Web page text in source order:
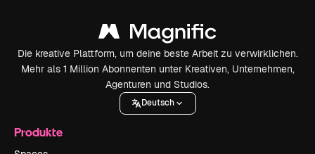
Die kreative Plattform, um deine beste Arbeit zu verwirklichen.
Mehr als 1 Million Abonnenten unter Kreativen, Unternehmen,
Agenturen und Studios.
Deutsch
Produkte